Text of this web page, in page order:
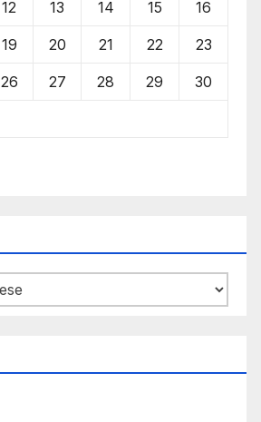
12 13 14 15 16
19 20 21 22 23
26 27 28 29 30